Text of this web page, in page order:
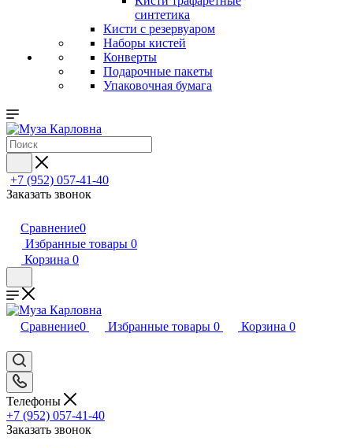
синтетика
Кисти с резервуаром
Наборы кистей
Конверты
Подарочные пакеты
Упаковочная бумага
+7 (952) 057-41-40
Заказать звонок
Сравнение0
Избранные товары 0
Корзина 0
Сравнение0 Избранные товары 0 Корзина 0
Телефоны
+7 (952) 057-41-40
Заказать звонок